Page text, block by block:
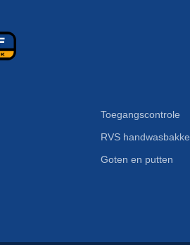
Toegangscontrole
RVS
Goten en putten